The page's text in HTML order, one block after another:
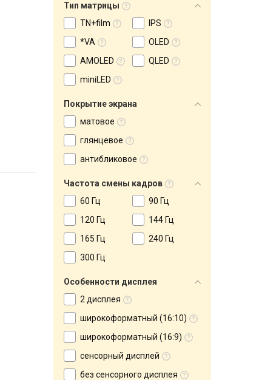
Тип матрицы
TN+film
IPS
*VA
OLED
AMOLED
QLED
miniLED
Покрытие экрана
матовое
глянцевое
антибликовое
Частота смены кадров
60 Гц
90 Гц
120 Гц
144 Гц
165 Гц
240 Гц
300 Гц
Особенности дисплея
2 дисплея
широкоформатный (16:10)
широкоформатный (16:9)
сенсорный дисплей
без сенсорного дисплея